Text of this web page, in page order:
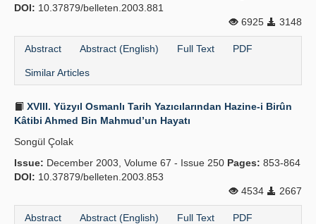
DOI: 10.37879/belleten.2003.881
6925
3148
Abstract Abstract (English) Full Text PDF
Similar Articles
XVIII. Yüzyıl Osmanlı Tarih Yazıcılarından Hazine-i Birûn
Kâtibi Ahmed Bin Mahmud’un Hayatı
Songül Çolak
Issue: December 2003, Volume 67 - Issue 250 Pages: 853-864
DOI: 10.37879/belleten.2003.853
4534
2667
Abstract Abstract (English) Full Text PDF